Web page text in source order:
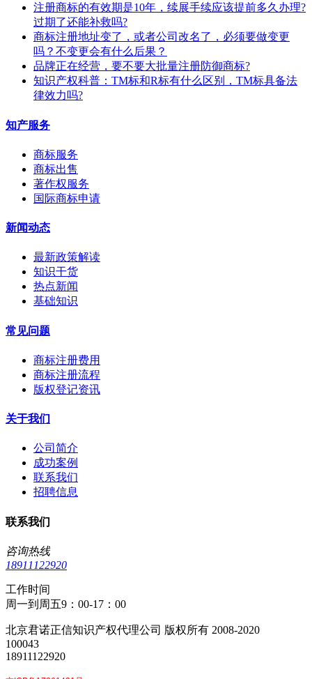
注册商标的有效期是10年，续展手续应该提前多久办理?
过期了还能补救吗?
商标注册地址变了，或者公司改名了，必须要做变更
吗？不变更会有什么后果？
​品牌正在经营，要不要大批量注册防御商标?
知识产权科普：TM标和R标有什么区别，TM标具备法
律效力吗?
知产服务
商标服务
商标出售
著作权服务
国际商标申请
新闻动态
最新政策解读
知识干货
热点新闻
基础知识
常见问题
商标注册费用
商标注册流程
版权登记资讯
关于我们
公司简介
成功案例
联系我们
招聘信息
联系我们
咨询热线
18911122920
工作时间
周一到周五9：00-17：00
北京君诺正信知识产权代理公司 版权所有 2008-2020
100043
18911122920